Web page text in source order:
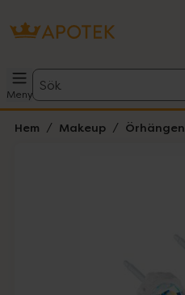
Meny
Sök
Hem Makeup Örhängen